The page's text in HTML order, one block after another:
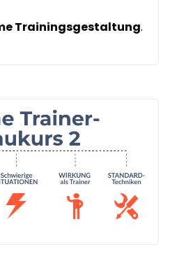
Trainingsgestaltung.